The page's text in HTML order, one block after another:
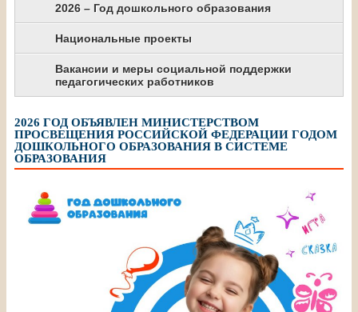
2026 – Год дошкольного образования
Национальные проекты
Вакансии и меры социальной поддержки
педагогических работников
2026 ГОД ОБЪЯВЛЕН МИНИСТЕРСТВОМ
ПРОСВЕЩЕНИЯ РОССИЙСКОЙ ФЕДЕРАЦИИ ГОДОМ
ДОШКОЛЬНОГО ОБРАЗОВАНИЯ В СИСТЕМЕ
ОБРАЗОВАНИЯ